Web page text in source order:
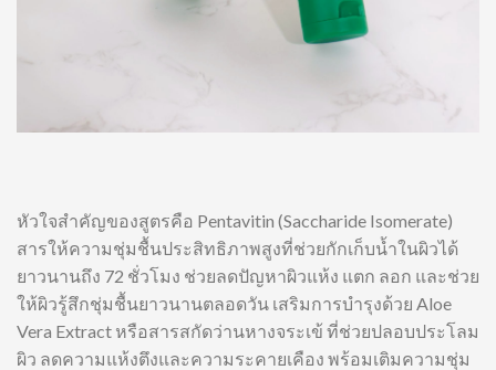
หัวใจสำคัญของสูตรคือ Pentavitin (Saccharide Isomerate)
สารให้ความชุ่มชื้นประสิทธิภาพสูงที่ช่วยกักเก็บน้ำในผิวได้
ยาวนานถึง 72 ชั่วโมง ช่วยลดปัญหาผิวแห้ง แตก ลอก และช่วย
ให้ผิวรู้สึกชุ่มชื้นยาวนานตลอดวัน เสริมการบำรุงด้วย Aloe
Vera Extract หรือสารสกัดว่านหางจระเข้ ที่ช่วยปลอบประโลม
ผิว ลดความแห้งตึงและความระคายเคือง พร้อมเติมความชุ่ม